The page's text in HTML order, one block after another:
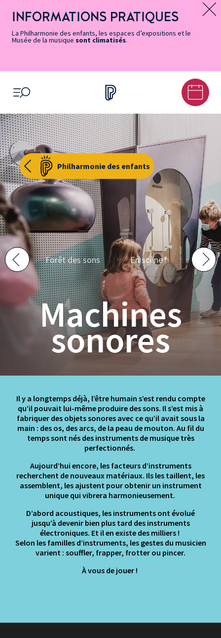
page
Accessibilité
accès
rapides
principal
contenu
principal
page
Message d’information
INFORMATIONS PRATIQUES
La Philharmonie des enfants, les espaces d’expositions et le
Musée de la musique sont climatisés.
OUVRIR LE MENU
Philharmonie des enfants
Machines
sonores
Aller à la page précédente :
Forêt des sons Aller à la page suivante :
En scène !
Il y a longtemps déjà, l’être humain s’est rendu compte
qu’il pouvait lui-même produire des sons. Il s’est mis à
fabriquer des objets sonores avec ce qu’il avait sous la
main : des os, des arcs, de la peau de mouton. Au fil du
temps sont nés des instruments de musique très
perfectionnés.
Aujourd’hui encore, les facteurs d’instruments
recherchent de nouveaux matériaux. Ils les taillent, les
assemblent, les ajustent pour obtenir un instrument
unique qui vibrera harmonieusement.
D’abord acoustiques, les instruments ont évolué
jusqu’à devenir bien plus tard des instruments
électroniques. Et il en existe des milliers !
Selon les familles d’instruments, les gestes du musicien
varient : souffler, frapper, frotter ou pincer.
À vous de jouer !